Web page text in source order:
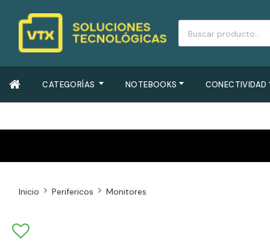
CATEGORÍAS NOTEBOOKS CONECTIVIDAD
Inicio Perifericos Monitores